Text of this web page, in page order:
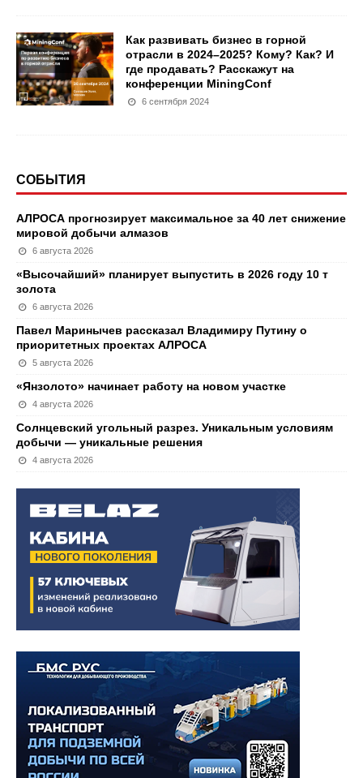
Как развивать бизнес в горной
отрасли в 2024–2025? Кому? Как? И
где продавать? Расскажут на
конференции MiningConf
6 сентября 2024
СОБЫТИЯ
АЛРОСА прогнозирует максимальное за 40 лет снижение
мировой добычи алмазов
6 августа 2026
«Высочайший» планирует выпустить в 2026 году 10 т
золота
6 августа 2026
Павел Маринычев рассказал Владимиру Путину о
приоритетных проектах АЛРОСА
5 августа 2026
«Янзолото» начинает работу на новом участке
4 августа 2026
Солнцевский угольный разрез. Уникальным условиям
добычи — уникальные решения
4 августа 2026